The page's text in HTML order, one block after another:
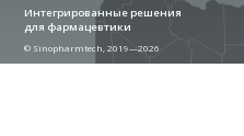
Интегрированные решения
для фармацевтики
© Sinopharmtech, 2019—2026